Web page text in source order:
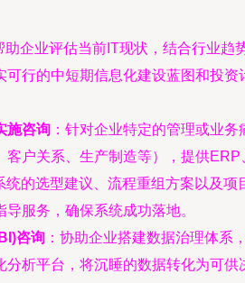
助企业评估当前IT现状，结合行业趋
可行的中短期信息化建设蓝图和投资
施咨询 ：针对企业特定的管理或业务
客户关系、生产制造等），提供ERP
统的选型建议、流程重组方案以及项
服务，确保系统成功落地。
咨询 ：协助企业搭建数据治理体系
分析平台，将沉睡的数据转化为可供